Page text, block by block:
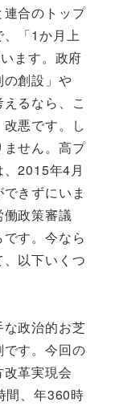
合のトップ
「1か月上
ます。政府
創設」や
るなら、こ
悪です。し
せん。高プ
2015年4月
きずにいま
政策審議
す。今なら
以下いくつ
政治的お芝
す。今回の
改革実現会
間、年360時